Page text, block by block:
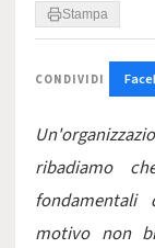
Stampa
CONDIVIDI
ribadiamo
fondamentali
motivo non